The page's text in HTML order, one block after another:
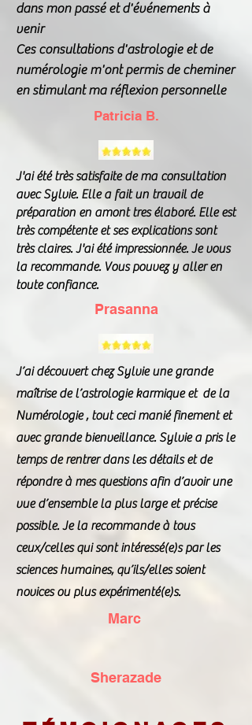
dans mon passé et d'événements à
venir
Ces consultations d'astrologie et de
numérologie m'ont permis de cheminer
en stimulant ma réflexion personnelle
Patricia B.
J'ai été très satisfaite de ma consultation
avec Sylvie. Elle a fait un travail de
préparation en amont tres élaboré. Elle est
très compétente et ses explications sont
très claires. J'ai été impressionnée. Je vous
la recommande. Vous pouvez y aller en
toute confiance.
Prasanna
J’ai découvert chez Sylvie une grande
maîtrise de l’astrologie karmique et de la
Numérologie , tout ceci manié finement et
avec grande bienveillance. Sylvie a pris le
temps de rentrer dans les détails et de
répondre à mes questions afin d’avoir une
vue d’ensemble la plus large et précise
possible. Je la recommande à tous
ceux/celles qui sont intéressé(e)s par les
sciences humaines, qu’ils/elles soient
novices ou plus expérimenté(e)s.
Marc
Sherazade